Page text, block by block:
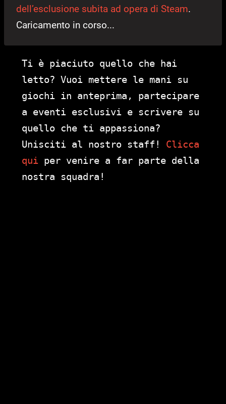
dell’esclusione subita ad opera di Steam.
Caricamento in corso...
Ti è piaciuto quello che hai
letto? Vuoi mettere le mani su
giochi in anteprima, partecipare
a eventi esclusivi e scrivere su
quello che ti appassiona?
Unisciti al nostro staff! Clicca
qui per venire a far parte della
nostra squadra!